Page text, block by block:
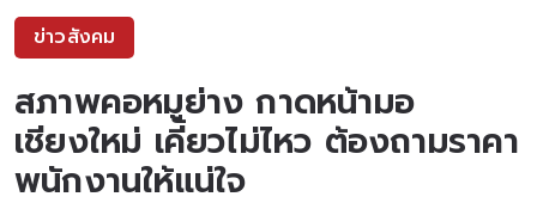
ข่าวสังคม
สภาพคอหมูย่าง กาดหน้ามอ
เชียงใหม่ เคี้ยวไม่ไหว ต้องถามราคา
พนักงานให้แน่ใจ